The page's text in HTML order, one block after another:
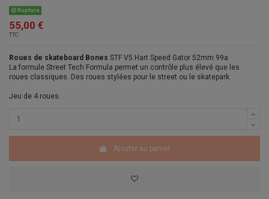
Rupture
55,00 €
TTC
Roues de skateboard Bones STF V5 Hart Speed Gator 52mm 99a
La formule Street Tech Formula permet un contrôle plus élevé que les
roues classiques. Des roues stylées pour le street ou le skatepark.
Jeu de 4 roues.
Ajouter au panier